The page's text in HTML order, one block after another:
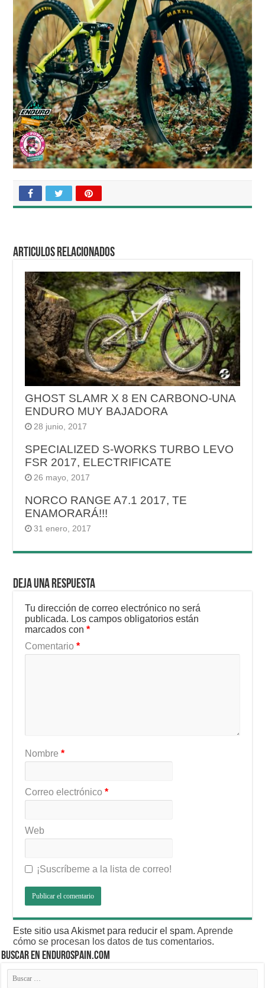
Articulos relacionados
GHOST SLAMR X 8 EN CARBONO-UNA
ENDURO MUY BAJADORA
28 junio, 2017
SPECIALIZED S-WORKS TURBO LEVO
FSR 2017, ELECTRIFICATE
26 mayo, 2017
NORCO RANGE A7.1 2017, TE
ENAMORARÁ!!!
31 enero, 2017
Deja una respuesta
Tu dirección de correo electrónico no será
publicada. Los campos obligatorios están
marcados con*
Comentario*
Nombre*
Correo electrónico*
Web
¡Suscríbeme a la lista de correo!
Este sitio usa Akismet para reducir el spam.Aprende
cómo se procesan los datos de tus comentarios.
BUSCAR EN ENDUROSPAIN.COM